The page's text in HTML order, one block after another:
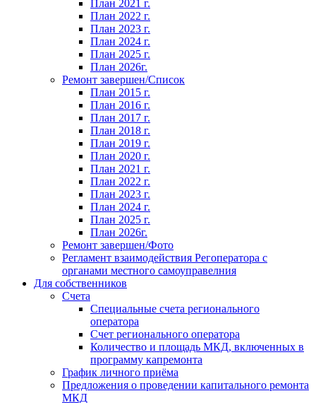
План 2021 г.
План 2022 г.
План 2023 г.
План 2024 г.
План 2025 г.
План 2026г.
Ремонт завершен/Список
План 2015 г.
План 2016 г.
План 2017 г.
План 2018 г.
План 2019 г.
План 2020 г.
План 2021 г.
План 2022 г.
План 2023 г.
План 2024 г.
План 2025 г.
План 2026г.
Ремонт завершен/Фото
Регламент взаимодействия Регоператора с
органами местного самоуправелния
Для собственников
Счета
Специальные счета регионального
оператора
Счет регионального оператора
Количество и площадь МКД, включенных в
программу капремонта
График личного приёма
Предложения о проведении капитального ремонта
МКД